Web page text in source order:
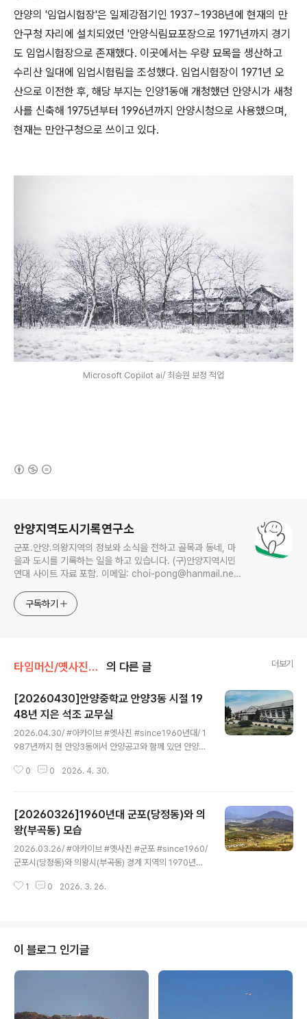
안양의 '임업시험장'은 일제강점기인 1937~1938년에 현재의 만
안구청 자리에 설치되었던 '안양식림묘포장으로 1971년까지 경기
도 임업시험장으로 존재했다. 이곳에서는 우량 묘목을 생산하고
수리산 일대에 임업시험림을 조성했다. 임업시험장이 1971년 오
산으로 이전한 후, 해당 부지는 인양1동애 개청했던 안양시가 새청
사를 신축해 1975년부터 1996년까지 안양시청으로 사용했으며,
현재는 만안구청으로 쓰이고 있다.
Microsoft Copilot ai/ 최승원 보정 적업
안양지역도시기록연구소
군포.안양.의왕지역의 정보와 소식을 전하고 골목과 동네, 마
을과 도시를 기록하는 일을 하고 있습니다. (구)안양지역시민
연대 사이트 자료 포함. 이메일: choi-pong@hanmail.net
구독하기
타임머신/옛사진읽기 의 다른 글 더보기
[20260430]안양중학교 안양3동 시절 19
48년 지은 석조 교무실
2026.04.30/ #아카이브 #엣사진 #since1960년대/ 1
987년까지 현 안양3동에서 안양공고와 함께 있던 안양중
에 건축된 매우 우수한 건축물이었다. 사진출처:최승원 건
명섭, 이재형 등 지역 유지들이사재를 기부히여 설립된 기
성회가 1947년 10월 안양공립공업중학교 설립 인가로 시
흥학원를 설립한후 12월31일 개교 인가를 받고,아 1948
년 3월 15일 염색과 6년제 6학급으로 개교했다.안양3동
에는 일제강점기시 아사이학교가 존재했었다고 하는데 안
양중학교와 연관성 기록은 발견되지 않는다. 당시 사회는
0 0 2026. 4. 30.
[20260326]1960년대 군포(당정동)와 의
왕(부곡동) 모습
2026.03.26/ #아카이브 #옛사진 #군포 #since1960/
군포시(당정동)와 의왕시(부곡동) 경계 지역의 1970년개
년 당정동으로 소개되고 있으나 사진속 마을에서 태어난
을이 의왕시 이리 (창말)로 제가 태어난 곳 입니다.1980년
초 용산 화물기지가 이곳으로 내려오면서 수용되어 현재
의왕 콘테이너 기지로 되면서 금천마을 바로위에 샛터마을
따라서 사진..
1 0 2026. 3. 26.
이 블로그 인기글